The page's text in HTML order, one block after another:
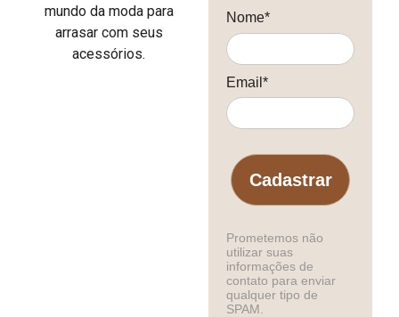
mundo da moda para
arrasar com seus
acessórios.
Nome*
Email*
Cadastrar
Prometemos não
utilizar suas
informações de
contato para enviar
qualquer tipo de
SPAM.